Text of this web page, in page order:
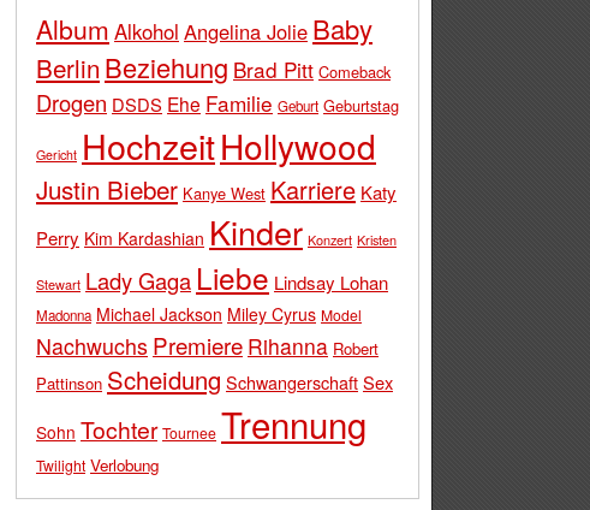
Album Alkohol Angelina Jolie Baby
Berlin Beziehung Brad Pitt Comeback
Drogen DSDS Ehe Familie Geburt Geburtstag
Gericht HochzeitHollywood
Justin Bieber Kanye West Karriere Katy
Perry Kim Kardashian Kinder Konzert Kristen
Stewart Lady Gaga Liebe Lindsay Lohan
Madonna Michael Jackson Miley Cyrus Model
Nachwuchs Premiere Rihanna Robert
Pattinson Scheidung SchwangerschaftSex
Sohn Tochter Tournee Trennung
Twilight Verlobung